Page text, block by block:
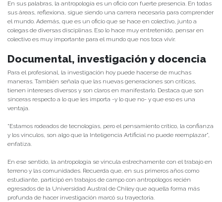
En sus palabras, la antropología es un oficio con fuerte presencia. En todas
sus áreas, reflexiona, sigue siendo una carrera necesaria para comprender
el mundo. Además, que es un oficio que se hace en colectivo, junto a
colegas de diversas disciplinas. Eso lo hace muy entretenido, pensar en
colectivo es muy importante para el mundo que nos toca vivir.
Documental, investigación y docencia
Para el profesional, la investigación hoy puede hacerse de muchas
maneras. También señala que las nuevas generaciones son críticas,
tienen intereses diversos y son claros en manifestarlo. Destaca que son
sinceras respecto a lo que les importa -y lo que no- y que eso es una
ventaja.
“Estamos rodeados de tecnologías, pero el pensamiento crítico, la confianza
y los vínculos, son algo que la Inteligencia Artificial no puede reemplazar”,
enfatiza.
En ese sentido, la antropología se vincula estrechamente con el trabajo en
terreno y las comunidades. Recuerda que, en sus primeros años como
estudiante, participó en trabajos de campo con antropólogos recién
egresados de la Universidad Austral de Chiley que aquella forma más
profunda de hacer investigación marcó su trayectoria.